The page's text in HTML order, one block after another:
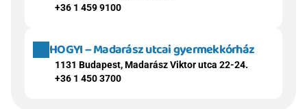
+36 1 459 9100
HOGYI – Madarász utcai gyermekkórház
1131 Budapest, Madarász Viktor utca 22-24.
+36 1 450 3700